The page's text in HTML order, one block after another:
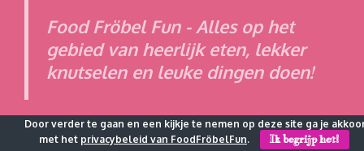
Food Fröbel Fun - Alles op het
gebied van heerlijk eten, lekker
knutselen en leuke dingen doen!
Door verder te gaan en een kijkje te nemen op deze site ga je
met het privacybeleid van FoodFröbelFun. Ik begrijp het!